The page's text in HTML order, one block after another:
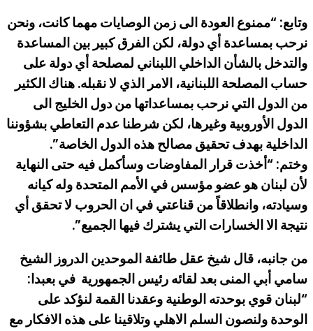
وتابع: “ممنوع العودة الى زمن الوصايات مهما كانت، ونحن
نرحب بمساعدة أي دولة، لكن الفرق كبير بين المساعدة
والتدخل بالشأن الداخلي اللبناني لمصلحة أي دولة على
حساب المصلحة اللبنانية، الامر الذي لا نقبله. هناك الكثير
من الدول التي نرحب بمساعداتها من دول الخليج الى
الدول الأوروبية وغيرها، لكن شرطنا عدم التعاطي بشؤوننا
الداخلية بهدف تحقيق مصالح هذه الدول الخاصة”.
وختم: “أخذت قرار المفاوضات وسأكمل فيه حتى النهاية
لأن لبنان هو عضو مؤسس في الأمم المتحدة وله كيانه
وسيادته، وانطلاقاً من قناعتي في ان الحروب لا تحقق أي
نتيجة الا الخسارات التي يشترك فيها الجميع”.
من جانبه، قال شيخ عقل طائفة الموحدين الدروز الشيخ
سامي أبي المنى بعد لقائه رئيس الجمهورية في بعبدا:
“لبنان قوي بوحدته الوطنية وعقدنا القمة لنؤكد على
الوحدة ولنصون السلم الاهلي وتلاقينا على هذه الافكار مع